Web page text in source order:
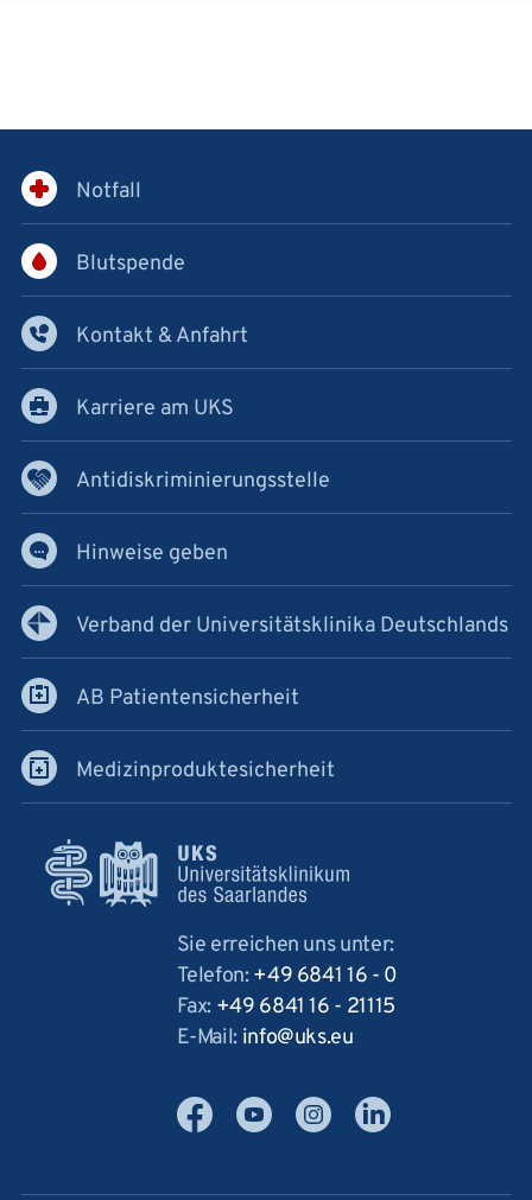
Notfall
Blutspende
Kontakt & Anfahrt
Karriere am UKS
Antidiskriminierungsstelle
Hinweise geben
Verband der Universitätsklinika Deutschlands
AB Patientensicherheit
Medizinproduktesicherheit
Sie erreichen uns unter:
Telefon:+49 6841 16 - 0
Fax: +49 6841 16 - 21115
E-Mail: info ukseu